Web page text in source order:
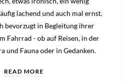
lachend und auch mal ernst.
bevorzugt in Begleitung ihrer
Fahrrad - ob auf Reisen, in der
und Fauna oder in Gedanken.
READ MORE